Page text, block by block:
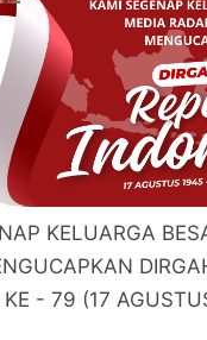
KELUARGA
KE - 79 (17